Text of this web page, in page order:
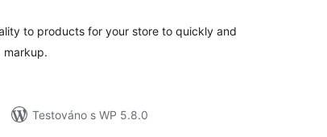
to products for your store to quickly and
markup.
Testováno s WP 5.8.0